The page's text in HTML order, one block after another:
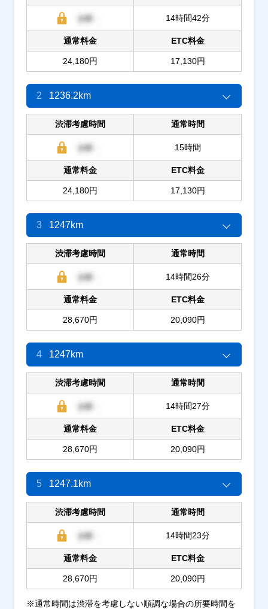
14時間42分
通常料金
24,180円
ETC料金
17,130円
2 1236.2km
渋滞考慮時間 通常時間
15時間
通常料金
24,180円
ETC料金
17,130円
3 1247km
渋滞考慮時間 通常時間
14時間26分
通常料金
28,670円
ETC料金
20,090円
4 1247km
渋滞考慮時間 通常時間
14時間27分
通常料金
28,670円
ETC料金
20,090円
5 1247.1km
渋滞考慮時間 通常時間
14時間23分
通常料金
28,670円
ETC料金
20,090円
※通常時間は渋滞を考慮しない順調な場合の所要時間を